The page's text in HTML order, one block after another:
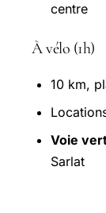
centre
À vélo (1h)
10 km,
Voie
Sarlat